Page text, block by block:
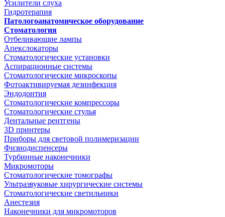
Усилители слуха
Гидротерапия
Патологоанатомическое оборудование
Стоматология
Отбеливающие лампы
Апекслокаторы
Стоматологические установки
Аспирационные системы
Стоматологические микроскопы
Фотоактивируемая дезинфекция
Эндодонтия
Стоматологические компрессоры
Стоматологические стулья
Дентальные рентгены
3D принтеры
Приборы для световой полимеризации
Физиодиспенсеры
Турбинные наконечники
Микромоторы
Стоматологические томографы
Ультразвуковые хирургические системы
Стоматологические светильники
Анестезия
Наконечники для микромоторов